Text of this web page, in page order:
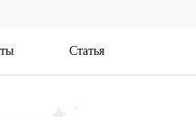
Статья